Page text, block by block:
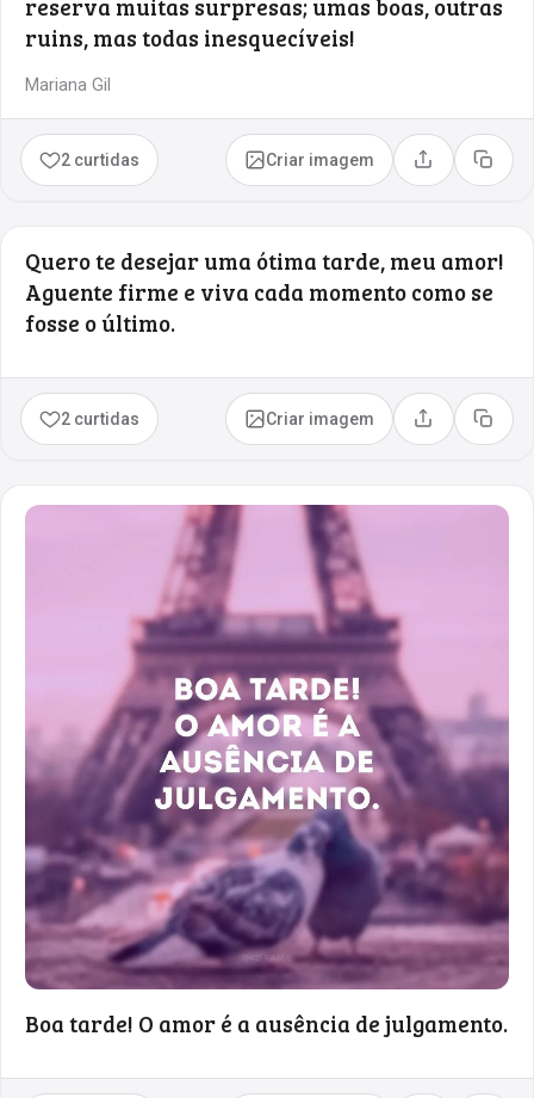
reserva muitas surpresas; umas boas, outras
ruins, mas todas inesquecíveis!
Mariana Gil
2 curtidas Criar imagem Compartilhar
Copiar
Quero te desejar uma ótima tarde, meu amor!
Aguente firme e viva cada momento como se
fosse o último.
2 curtidas Criar imagem Compartilhar
Copiar
Boa tarde! O amor é a ausência de julgamento.